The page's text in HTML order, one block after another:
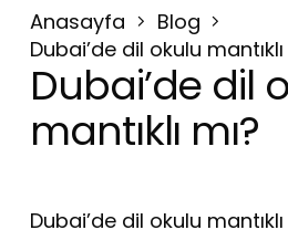
Anasayfa
Blog
Dubai’de dil okulu mantıklı
Dubai’de dil
mantıklı mı?
Dubai’de dil okulu mantıklı